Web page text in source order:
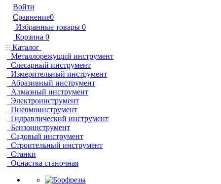
Войти
Сравнение0
Избранные товары 0
Корзина 0
Каталог
Металлорежущий инструмент
Слесарный инструмент
Измерительный инструмент
Абразивный инструмент
Алмазный инструмент
Электроинструмент
Пневмоинструмент
Гидравлический инструмент
Бензоинструмент
Садовый инструмент
Строительный инструмент
Станки
Оснастка станочная